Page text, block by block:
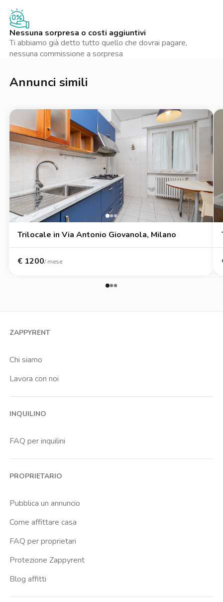
un'assistenza sempre disponibile per ogni esigenza durante la
locazione. Un affitto trasparente e senza stress.
La presente inserzione e le metrature indicate non costituiscono
elemento contrattuale e hanno solo valore indicativo.
Nessuna sorpresa o costi aggiuntivi
Ti abbiamo già detto tutto quello che dovrai pagare,
nessuna commissione a sorpresa
Annunci simili
Trilocale in Via Antonio Giovanola, Milano
€ 1200/ mese
ZAPPYRENT
Chi siamo
Lavora con noi
INQUILINO
FAQ per inquilini
PROPRIETARIO
Pubblica un annuncio
Come affittare casa
FAQ per proprietari
Protezione Zappyrent
Blog affitti